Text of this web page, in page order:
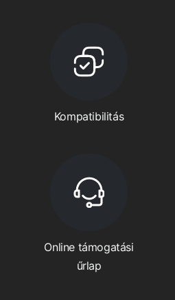
Kompatibilitás
Online támogatási
űrlap